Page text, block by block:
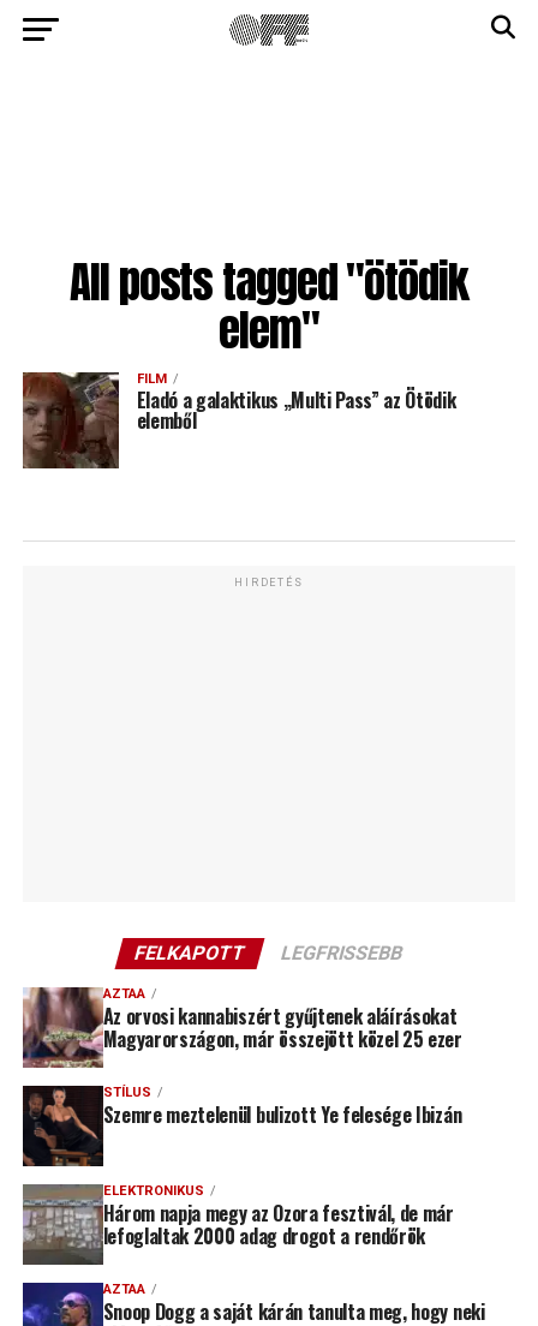
All posts tagged "ötödik
elem"
FILM
Eladó a galaktikus „Multi Pass” az Ötödik
elemből
HIRDETÉS
FELKAPOTT LEGFRISSEBB
AZTAA
Az orvosi kannabiszért gyűjtenek aláírásokat
Magyarországon, már összejött közel 25 ezer
STÍLUS
Szemre meztelenül bulizott Ye felesége Ibizán
ELEKTRONIKUS
Három napja megy az Ozora fesztivál, de már
lefoglaltak 2000 adag drogot a rendőrök
AZTAA
Snoop Dogg a saját kárán tanulta meg, hogy neki